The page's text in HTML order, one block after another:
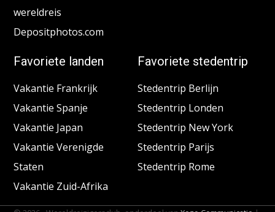
wereldreis
Depositphotos.com
Favoriete landen
Vakantie Frankrijk
Vakantie Spanje
Vakantie Japan
Vakantie Verenigde
Staten
Vakantie Zuid-Afrika
Favoriete stedentrip
Stedentrip Berlijn
Stedentrip Londen
Stedentrip New York
Stedentrip Parijs
Stedentrip Rome